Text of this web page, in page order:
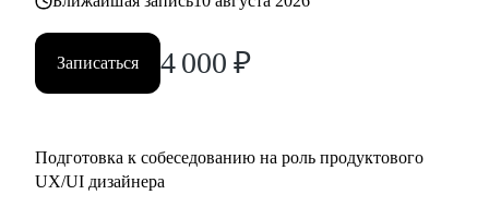
Записаться 4 000 ₽
Подготовка к собеседованию на роль продуктового
UX/UI дизайнера